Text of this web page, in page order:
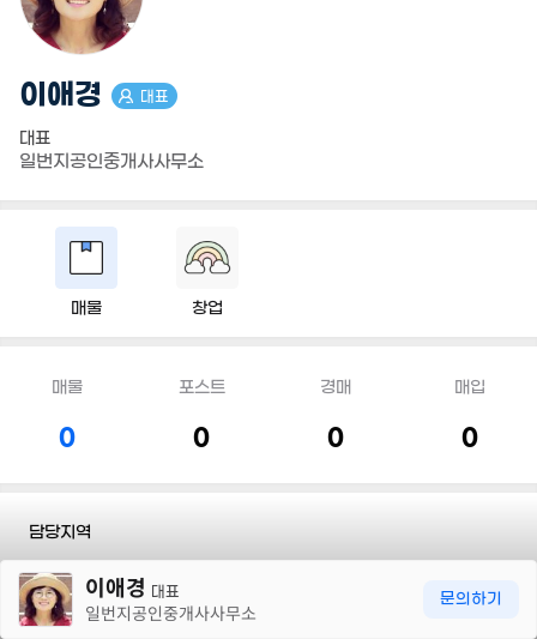
이애경 대표
대표
일번지공인중개사사무소
매물 창업
매물
0
포스트
0
경매
0
매입
0
담당지역
전화 이애경 대표
일번지공인중개사사무소
문의하기